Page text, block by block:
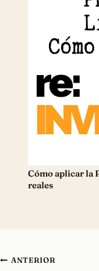
Cómo aplicar la
reales
Navegación
ANTERIOR